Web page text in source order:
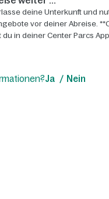
deine Unterkunft und
vor deiner Abreise.
du in deiner Center Parcs
Ja Nein